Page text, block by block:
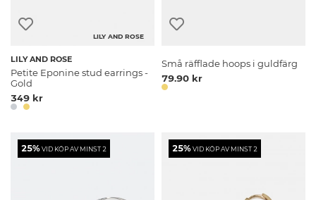
LILY AND ROSE
LILY AND ROSE
Petite Eponine stud earrings -
Gold
349 kr
Små räfflade hoops i guldfärg
79.90 kr
25%VID KÖP AV MINST 2 25%VID KÖP AV MINST 2